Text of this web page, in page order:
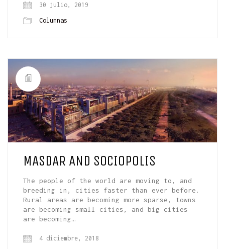
30 julio, 2019
Columnas
MASDAR AND SOCIOPOLIS
The people of the world are moving to, and
breeding in, cities faster than ever before.
Rural areas are becoming more sparse, towns
are becoming small cities, and big cities
are becoming…
4 diciembre, 2018